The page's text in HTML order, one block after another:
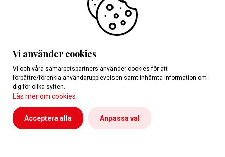
Vi använder cookies
Vi och våra samarbetspartners använder cookies för att
förbättre/förenkla användarupplevelsen samt inhämta information om
dig för olika syften.
Läs mer om cookies
Acceptera alla Anpassa val